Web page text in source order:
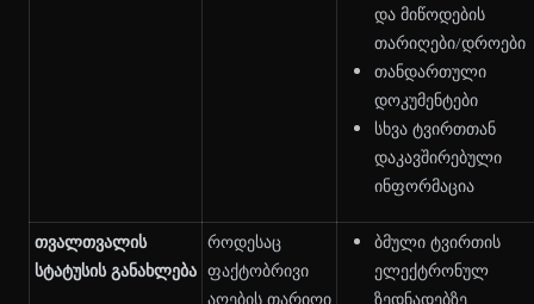
და მიწოდების
თარიღები/დროები
თანდართული
დოკუმენტები
სხვა ტვირთთან
დაკავშირებული
ინფორმაცია
თვალთვალის
სტატუსის განახლება
როდესაც
ფაქტობრივი
აღების თარიღი
ბმული ტვირთის
ელექტრონულ
ზედნადებზე